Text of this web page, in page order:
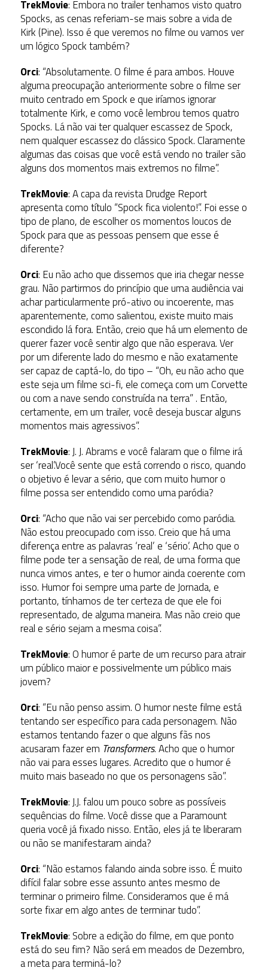
TrekMovie: Embora no trailer tenhamos visto quatro
Spocks, as cenas referiam-se mais sobre a vida de
Kirk (Pine). Isso é que veremos no filme ou vamos ver
um lógico Spock também?
Orci: “Absolutamente. O filme é para ambos. Houve
alguma preocupação anteriormente sobre o filme ser
muito centrado em Spock e que iríamos ignorar
totalmente Kirk, e como você lembrou temos quatro
Spocks. Lá não vai ter qualquer escassez de Spock,
nem qualquer escassez do clássico Spock. Claramente
algumas das coisas que você está vendo no trailer são
alguns dos momentos mais extremos no filme”.
TrekMovie: A capa da revista Drudge Report
apresenta como título “Spock fica violento!”. Foi esse o
tipo de plano, de escolher os momentos loucos de
Spock para que as pessoas pensem que esse é
diferente?
Orci: Eu não acho que dissemos que iria chegar nesse
grau. Não partirmos do princípio que uma audiência vai
achar particularmente pró-ativo ou incoerente, mas
aparentemente, como salientou, existe muito mais
escondido lá fora. Então, creio que há um elemento de
querer fazer você sentir algo que não esperava. Ver
por um diferente lado do mesmo e não exatamente
ser capaz de captá-lo, do tipo – “Oh, eu não acho que
este seja um filme sci-fi, ele começa com um Corvette
ou com a nave sendo construída na terra” . Então,
certamente, em um trailer, você deseja buscar alguns
momentos mais agressivos”.
TrekMovie: J. J. Abrams e você falaram que o filme irá
ser ‘real’.Você sente que está correndo o risco, quando
o objetivo é levar a sério, que com muito humor o
filme possa ser entendido como uma paródia?
Orci: “Acho que não vai ser percebido como paródia.
Não estou preocupado com isso. Creio que há uma
diferença entre as palavras ‘real’ e ‘sério’. Acho que o
filme pode ter a sensação de real, de uma forma que
nunca vimos antes, e ter o humor ainda coerente com
isso. Humor foi sempre uma parte de Jornada, e
portanto, tínhamos de ter certeza de que ele foi
representado, de alguma maneira. Mas não creio que
real e sério sejam a mesma coisa”.
TrekMovie: O humor é parte de um recurso para atrair
um público maior e possivelmente um público mais
jovem?
Orci: “Eu não penso assim. O humor neste filme está
tentando ser específico para cada personagem. Não
estamos tentando fazer o que alguns fãs nos
acusaram fazer em Transformers. Acho que o humor
não vai para esses lugares. Acredito que o humor é
muito mais baseado no que os personagens são”.
TrekMovie: J.J. falou um pouco sobre as possíveis
sequências do filme. Você disse que a Paramount
queria você já fixado nisso. Então, eles já te liberaram
ou não se manifestaram ainda?
Orci: “Não estamos falando ainda sobre isso. É muito
difícil falar sobre esse assunto antes mesmo de
terminar o primeiro filme. Consideramos que é má
sorte fixar em algo antes de terminar tudo”.
TrekMovie: Sobre a edição do filme, em que ponto
está do seu fim? Não será em meados de Dezembro,
a meta para terminá-lo?